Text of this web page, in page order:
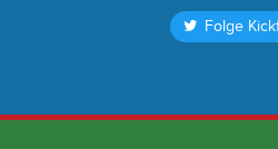
Folge